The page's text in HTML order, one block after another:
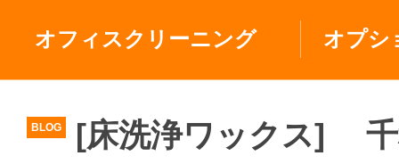
オフィスクリーニング オプシ
[床洗浄ワックス]
BLOG